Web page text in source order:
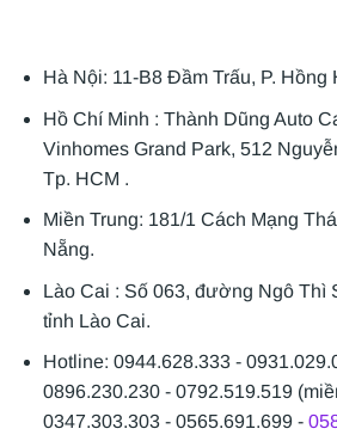
Hà Nội: 11-B8 Đầm Trấu, P. Hồng
Hồ Chí Minh : Thành Dũng Auto
Vinhomes Grand Park, 512
Tp. HCM .
Miền Trung: 181/1 Cách Mạng
Nẵng.
Lào Cai : Số 063, đường Ngô Thì
tỉnh Lào Cai.
Hotline: 0944.628.333 -
0896.230.230 - 0792.519.519
0347.303.303 - 0565.691.699 -